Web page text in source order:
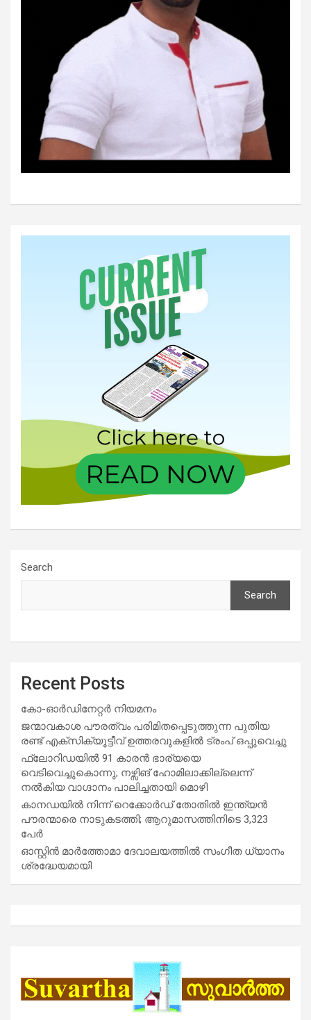
Search
Search
Recent Posts
കോ-ഓർഡിനേറ്റർ നിയമനം
ജന്മാവകാശ പൗരത്വം പരിമിതപ്പെടുത്തുന്ന പുതിയ
രണ്ട് എക്സിക്യൂട്ടീവ് ഉത്തരവുകളിൽ ട്രംപ് ഒപ്പുവെച്ചു
ഫ്ലോറിഡയിൽ 91 കാരൻ ഭാര്യയെ
വെടിവെച്ചുകൊന്നു; നഴ്സിങ് ഹോമിലാക്കില്ലെന്ന്
നൽകിയ വാഗ്ദാനം പാലിച്ചതായി മൊഴി
കാനഡയിൽ നിന്ന് റെക്കോർഡ് തോതിൽ ഇന്ത്യൻ
പൗരന്മാരെ നാടുകടത്തി; ആറുമാസത്തിനിടെ 3,323
പേർ
ഓസ്റ്റിൻ മാർത്തോമാ ദേവാലയത്തിൽ സംഗീത ധ്യാനം
ശ്രദ്ധേയമായി